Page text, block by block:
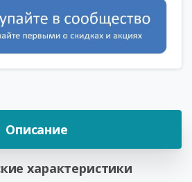
Описание
характеристики